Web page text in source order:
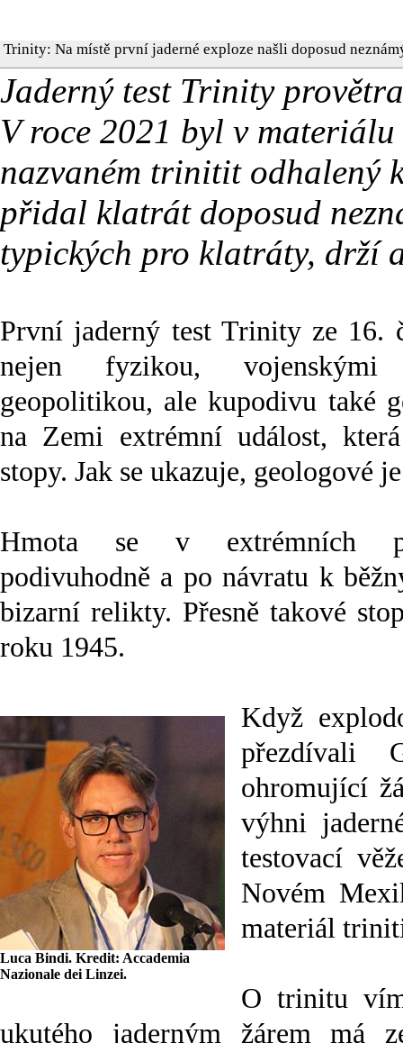
Trinity: Na místě první jaderné exploze našli doposud
Jaderný test Trinity
V roce 2021 byl v
nazvaném trinitit odhalený
přidal klatrát doposud
typických pro klatráty, drží
První jaderný test Trinity ze 16.
nejen fyzikou, vojenskými
geopolitikou, ale kupodivu také
na Zemi extrémní událost,
stopy. Jak se ukazuje, geologové
Hmota se v extrémních
podivuhodně a po návratu k
bizarní relikty. Přesně takové
roku 1945.
Luca Bindi. Kredit: Accademia
Nazionale dei Linzei.
Když
přezdívali
ohromující
výhni
testovací
Novém
materiál
O trinitu
ukutého jaderným žárem má